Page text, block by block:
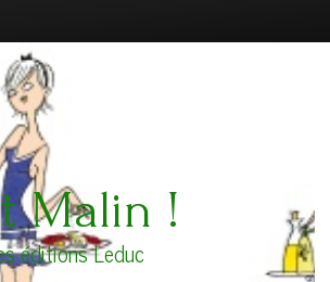
Malin !
éditions Leduc